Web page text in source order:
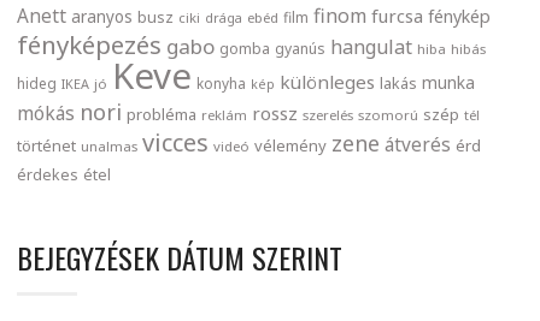
Anett aranyos busz ciki drága ebéd film finom furcsa fénykép
fényképezés gabo gomba gyanús hangulat hiba hibás
hideg IKEA jó Keve konyha kép különleges lakás munka
mókás nori probléma reklám rossz szerelés szomorú szép tél
történet unalmas vicces videó vélemény zene átverés érd
érdekes étel
BEJEGYZÉSEK DÁTUM SZERINT